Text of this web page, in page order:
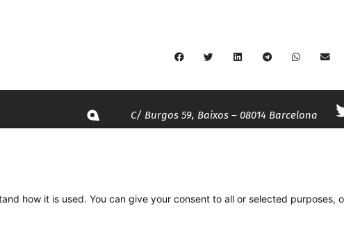
C/ Burgos 59, Baixos – 08014 Barcelona
935 120 481
how it is used. You can give your consent to all or selected purposes,